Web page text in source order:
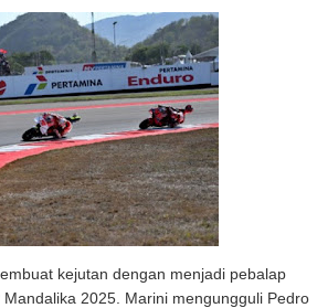
kejutan dengan menjadi pebalap
2025. Marini mengungguli Pedro